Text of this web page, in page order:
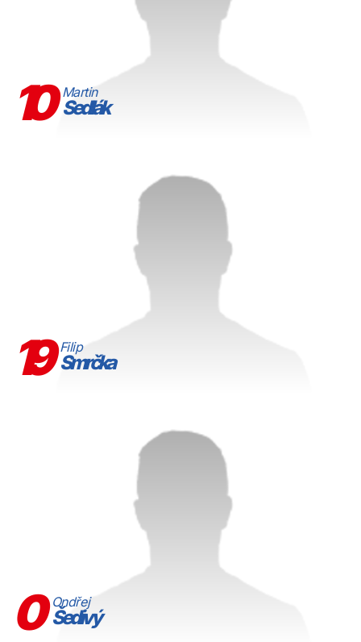
10 Martin
Sedlák
19 Filip
Smrčka
0 Ondřej
Šedivý